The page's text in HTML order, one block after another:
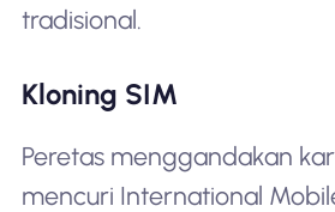
tradisional.
Kloning SIM
Peretas menggandakan
mencuri International